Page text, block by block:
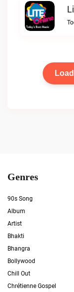
Genres
90s Song
Album
Artist
Bhakti
Bhangra
Bollywood
Chill Out
Chrétienne Gospel